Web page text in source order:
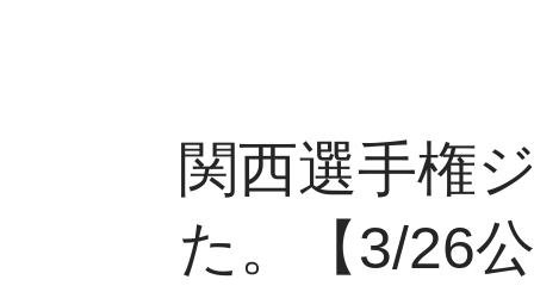
関西選手権
た。【3/26